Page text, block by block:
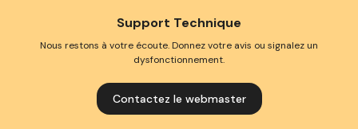
Support Technique
Nous restons à votre écoute. Donnez votre avis ou signalez un
dysfonctionnement.
Contactez le webmaster